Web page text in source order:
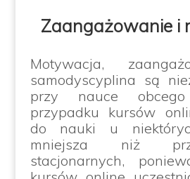
Zaangażowanie i
Motywacja,
samodyscyplina są
przy nauce
przypadku kursów
do nauki u
mniejsza niż
stacjonarnych,